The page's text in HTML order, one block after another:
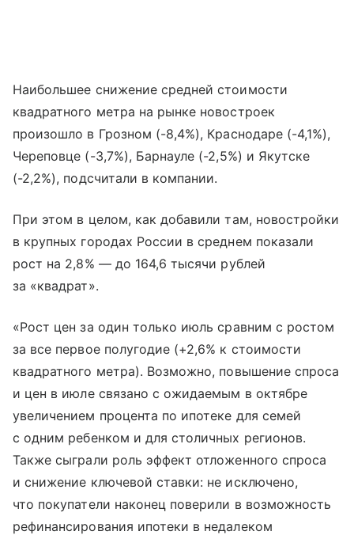
Наибольшее снижение средней стоимости
квадратного метра на рынке новостроек
произошло в Грозном (-8,4%), Краснодаре (-4,1%),
Череповце (-3,7%), Барнауле (-2,5%) и Якутске
(-2,2%), подсчитали в компании.
При этом в целом, как добавили там, новостройки
в крупных городах России в среднем показали
рост на 2,8% — до 164,6 тысячи рублей
за «квадрат».
«Рост цен за один только июль сравним с ростом
за все первое полугодие (+2,6% к стоимости
квадратного метра). Возможно, повышение спроса
и цен в июле связано с ожидаемым в октябре
увеличением процента по ипотеке для семей
с одним ребенком и для столичных регионов.
Также сыграли роль эффект отложенного спроса
и снижение ключевой ставки: не исключено,
что покупатели наконец поверили в возможность
рефинансирования ипотеки в недалеком